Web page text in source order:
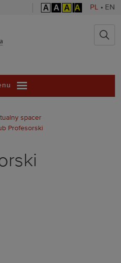
A A A A PL • EN
Politechnika
spacer
Profesorski